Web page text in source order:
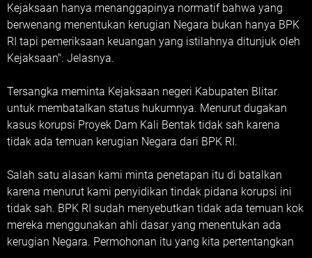
Kejaksaan hanya menanggapinya normatif bahwa yang
berwenang menentukan kerugian Negara bukan hanya BPK
RI tapi pemeriksaan keuangan yang istilahnya ditunjuk oleh
Kejaksaan". Jelasnya.
Tersangka meminta Kejaksaan negeri Kabupaten Blitar
untuk membatalkan status hukumnya. Menurut dugakan
kasus korupsi Proyek Dam Kali Bentak tidak sah karena
tidak ada temuan kerugian Negara dari BPK RI.
Salah satu alasan kami minta penetapan itu di batalkan
karena menurut kami penyidikan tindak pidana korupsi ini
tidak sah. BPK RI sudah menyebutkan tidak ada temuan kok
mereka menggunakan ahli dasar yang menentukan ada
kerugian Negara. Permohonan itu yang kita pertentangkan